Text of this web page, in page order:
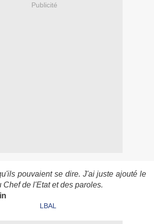
Publicité
pouvaient se dire. J'ai juste ajouté le
Chef de l'Etat et des paroles.